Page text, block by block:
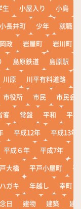
生 小屋入り 小島
小長井町 少年
就職
岡政 岩屋町
岩川町
島原鉄道 島原駅
川原 川平有料道路
市役所 市民
市民会
客 常盤 平和
平
平成12年
平成13年
平成６年 平成7年
大橋 平戸小屋町
平
ガキ 年越し
幸町
日 建物 建築
建